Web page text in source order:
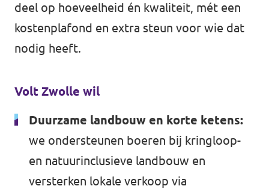
deel op hoeveelheid én kwaliteit, mét een
kostenplafond en extra steun voor wie dat
nodig heeft.
Volt Zwolle wil
Duurzame landbouw en korte ketens:
we ondersteunen boeren bij kringloop-
en natuurinclusieve landbouw en
versterken lokale verkoop via